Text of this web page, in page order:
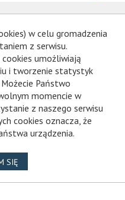
w celu gromadzenia
z serwisu.
umożliwiają
i tworzenie statystyk
Państwo
momencie w
z naszego serwisu
cookies oznacza, że
urządzenia.
SIĘNA WYKORZYSTANIE PLIKÓW